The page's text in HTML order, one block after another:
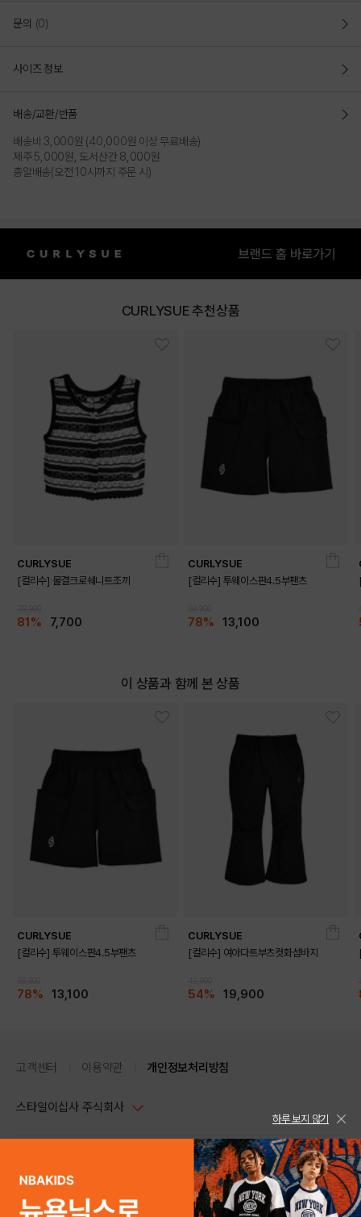
문의 (0)
사이즈 정보
배송/교환/반품
배송비 3,000원 (40,000원 이상 무료배송)
제주 5,000원, 도서산간 8,000원
총알배송(오전 10시까지 주문 시)
CURLYSUE 추천상품
CURLYSUE
[컬리수] 물결크로쉐니트조끼
81% 7,700
CURLYSUE
[컬리수] 투웨이스판4.5부팬츠
78% 13,100
이 상품과 함께 본 상품
CURLYSUE
[컬리수] 투웨이스판4.5부팬츠
78% 13,100
CURLYSUE
[컬리수] 여아다트부츠컷화섬바지
54% 19,900
고객센터 이용약관 개인정보처리방침
스타일이십사 주식회사
주소 : 서울시 강남구 논현로 633, 6층 (논현동, 한세엠케이빌딩)
사업자등록번호 : 116-81-32499
통신판매업신고번호 : 제 2024-서울강남-04239
스타일24 고객센터 1544-5336
평일 09:00~ 18:00 (토/일/공휴일 휴무)
help Email : help@style24.com
하루 보지 않기